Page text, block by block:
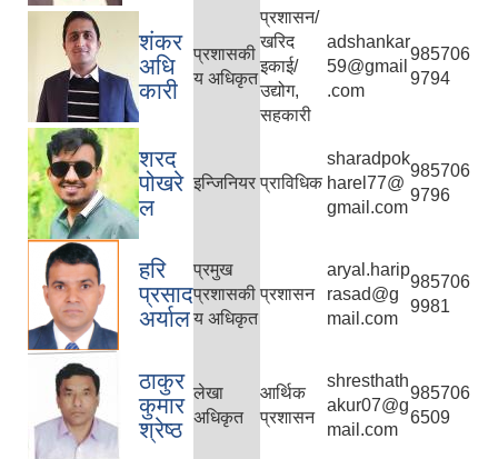
शंकर
अधि
कारी
प्रशासकी
य अधिकृत
प्रशासन/
खरिद
इकाई/
उद्योग,
सहकारी
adshankar
59@gmail
.com
985706
9794
शरद
पोखरे
ल
इन्जिनियर प्राविधिक
sharadpok
harel77@
gmail.com
985706
9796
हरि
प्रसाद
अर्याल
प्रमुख
प्रशासकी
य अधिकृत
प्रशासन
aryal.harip
rasad@g
mail.com
985706
9981
ठाकुर
कुमार
श्रेष्ठ
लेखा
अधिकृत
आर्थिक
प्रशासन
shresthath
akur07@g
mail.com
985706
6509